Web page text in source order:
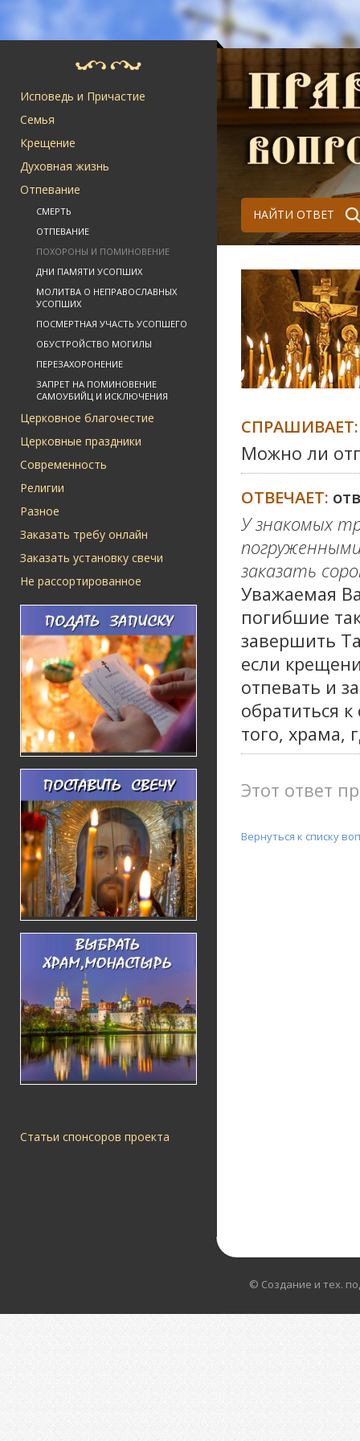
Исповедь и Причастие
Семья
Крещение
Духовная жизнь
Отпевание
СМЕРТЬ
ОТПЕВАНИЕ
ПОХОРОНЫ И ПОМИНОВЕНИЕ
ДНИ ПАМЯТИ УСОПШИХ
МОЛИТВА О НЕПРАВОСЛАВНЫХ
УСОПШИХ
ПОСМЕРТНАЯ УЧАСТЬ УСОПШЕГО
ОБУСТРОЙСТВО МОГИЛЫ
ПЕРЕЗАХОРОНЕНИЕ
ЗАПРЕТ НА ПОМИНОВЕНИЕ
САМОУБИЙЦ И ИСКЛЮЧЕНИЯ
Церковное благочестие
Церковные праздники
Современность
Религии
Разное
Заказать требу онлайн
Заказать установку свечи
Не рассортированное
Статьи спонсоров проекта
НАЙТИ ОТВЕТ
СПРАШИВАЕТ:
Можно ли
ОТВЕЧАЕТ:
У знакомых
заказать
Уважаемая
погибшие
завершить
если
отпевать и
обратиться
того, храма,
Этот ответ
Вернуться к списку
© Создание и тех.